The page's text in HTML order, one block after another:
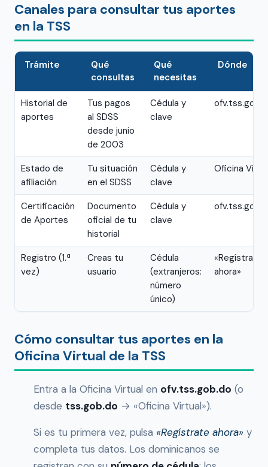
Canales para consultar tus aportes
en la TSS
Trámite
Qué
consultas
Qué
necesitas
Dónde
Historial de
aportes
Tus pagos
al SDSS
desde junio
de 2003
Cédula y
clave
Estado de
afiliación
Tu situación
en el SDSS
Cédula y
clave
Oficina
Certificación
de Aportes
Documento
oficial de tu
historial
Cédula y
clave
Registro (1.ª
vez)
Creas tu
usuario
Cédula
(extranjeros:
número
único)
«Regístrate
ahora»
Cómo consultar tus aportes en la
Oficina Virtual de la TSS
Entra a la Oficina Virtual en ofv.tss.gob.do (o
desde tss.gob.do → «Oficina Virtual»).
Si es tu primera vez, pulsa «Regístrate ahora» y
completa tus datos. Los dominicanos se